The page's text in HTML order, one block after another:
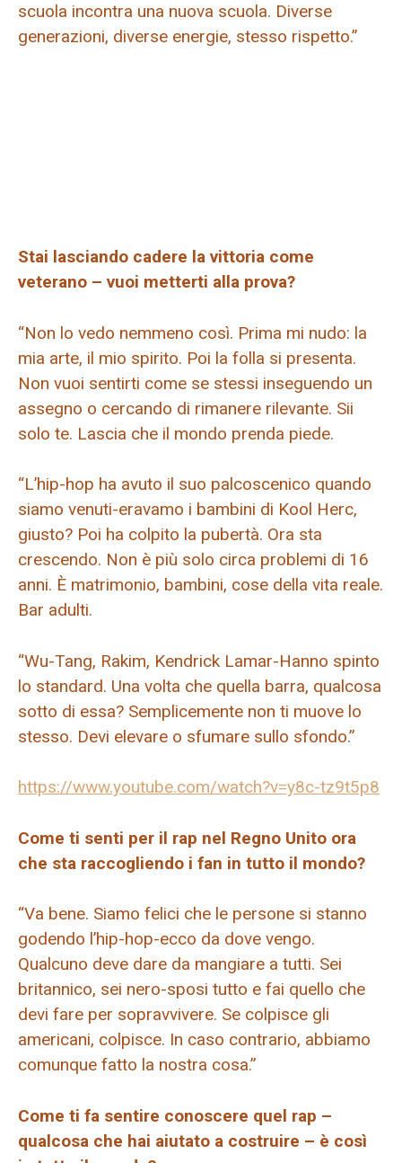
scuola incontra una nuova scuola. Diverse
generazioni, diverse energie, stesso rispetto.”
Stai lasciando cadere la vittoria come
veterano – vuoi metterti alla prova?
“Non lo vedo nemmeno così. Prima mi nudo: la
mia arte, il mio spirito. Poi la folla si presenta.
Non vuoi sentirti come se stessi inseguendo un
assegno o cercando di rimanere rilevante. Sii
solo te. Lascia che il mondo prenda piede.
“L’hip-hop ha avuto il suo palcoscenico quando
siamo venuti-eravamo i bambini di Kool Herc,
giusto? Poi ha colpito la pubertà. Ora sta
crescendo. Non è più solo circa problemi di 16
anni. È matrimonio, bambini, cose della vita reale.
Bar adulti.
“Wu-Tang, Rakim, Kendrick Lamar-Hanno spinto
lo standard. Una volta che quella barra, qualcosa
sotto di essa? Semplicemente non ti muove lo
stesso. Devi elevare o sfumare sullo sfondo.”
https://www.youtube.com/watch?v=y8c-tz9t5p8
Come ti senti per il rap nel Regno Unito ora
che sta raccogliendo i fan in tutto il mondo?
“Va bene. Siamo felici che le persone si stanno
godendo l’hip-hop-ecco da dove vengo.
Qualcuno deve dare da mangiare a tutti. Sei
britannico, sei nero-sposi tutto e fai quello che
devi fare per sopravvivere. Se colpisce gli
americani, colpisce. In caso contrario, abbiamo
comunque fatto la nostra cosa.”
Come ti fa sentire conoscere quel rap –
qualcosa che hai aiutato a costruire – è così